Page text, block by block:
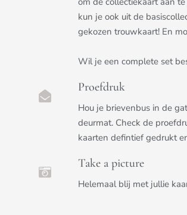
kun je ook uit de
gekozen trouwkaart! En
Wil je een complete set
Proefdruk
Hou je brievenbus in de
deurmat. Check de
kaarten defintief gedrukt
Take a picture
Helemaal blij met jullie